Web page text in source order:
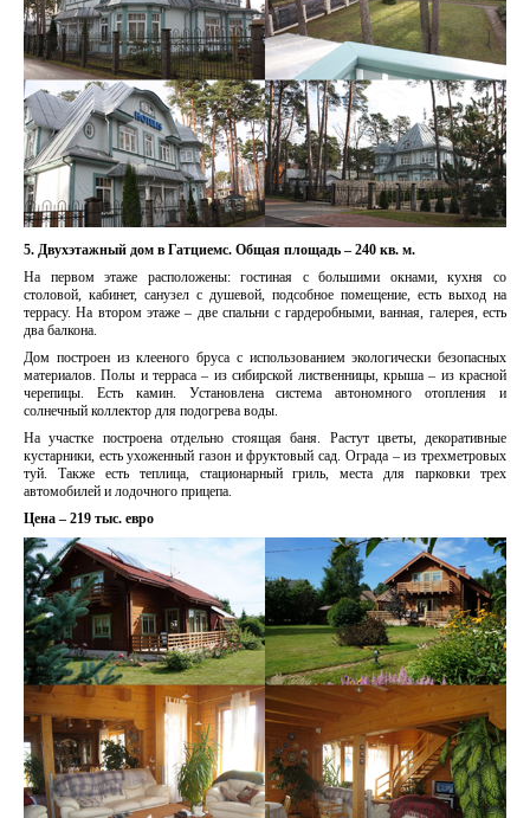
5. Двухэтажный дом в Гатциемс. Общая площадь – 240 кв. м.
На первом этаже расположены: гостиная с большими окнами, кухня со
столовой, кабинет, санузел с душевой, подсобное помещение, есть выход на
террасу. На втором этаже – две спальни с гардеробными, ванная, галерея, есть
два балкона.
Дом построен из клееного бруса с использованием экологически безопасных
материалов. Полы и терраса – из сибирской лиственницы, крыша – из красной
черепицы. Есть камин. Установлена система автономного отопления и
солнечный коллектор для подогрева воды.
На участке построена отдельно стоящая баня. Растут цветы, декоративные
кустарники, есть ухоженный газон и фруктовый сад. Ограда – из трехметровых
туй. Также есть теплица, стационарный гриль, места для парковки трех
автомобилей и лодочного прицепа.
Цена – 219 тыс. евро